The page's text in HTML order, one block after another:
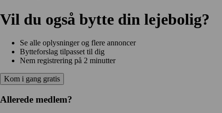
Vil du også bytte din lejebolig?
Se alle oplysninger og flere annoncer
Bytteforslag tilpasset til dig
Nem registrering på 2 minutter
Kom i gang gratis
Allerede medlem?